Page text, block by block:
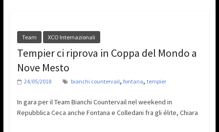
Team XCO Internazionali
Tempier ci riprova in Coppa del Mondo a
Nove Mesto
24/05/2018 bianchi countervail, fontana, tempier
In gara per il Team Bianchi Countervail nel weekend in
Repubblica Ceca anche Fontana e Colledani fra gli élite, Chiara